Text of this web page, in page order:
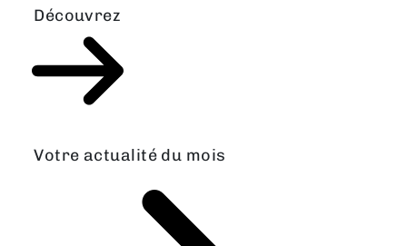
Découvrez
Votre actualité du mois